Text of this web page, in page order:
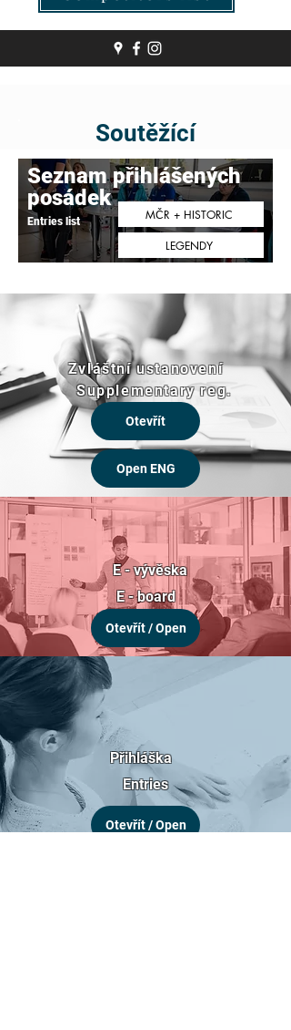
Soutěžící
MČR + HISTORIC
LEGENDY
Entries list
Seznam přihlášených
posádek
Zvláštní ustanovení
Supplementary reg.
Otevřít
Open ENG
E - vývěska
E - board
Otevřít / Open
Přihláška
Entries
Otevřít / Open